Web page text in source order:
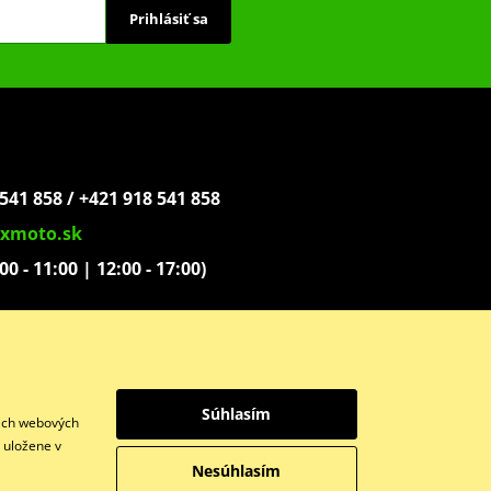
Prihlásiť sa
858 / +421 918 541 858
- 11:00 | 12:00 - 17:00)
webových
v
Nesúhlasím
Súhlasím